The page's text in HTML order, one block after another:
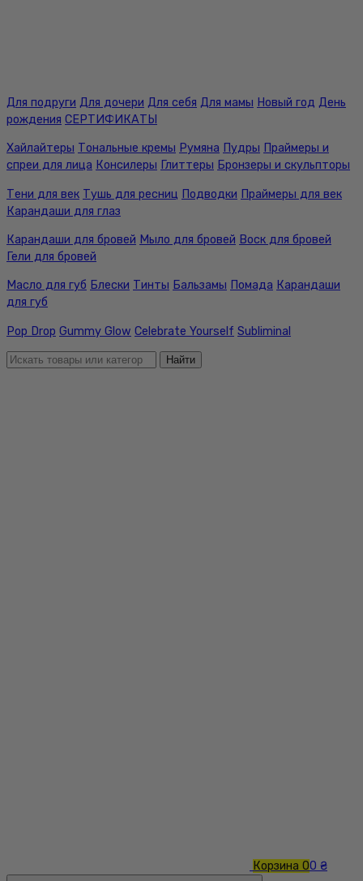
Для подруги Для дочери Для себя Для мамы Новый год День
рождения СЕРТИФИКАТЫ
Хайлайтеры Тональные кремы Румяна Пудры Праймеры и
спреи для лица Консилеры Глиттеры Бронзеры и скульпторы
Тени для век Тушь для ресниц Подводки Праймеры для век
Карандаши для глаз
Карандаши для бровей Мыло для бровей Воск для бровей
Гели для бровей
Масло для губ Блески Тинты Бальзамы Помада Карандаши
для губ
Pop Drop Gummy Glow Celebrate Yourself Subliminal
Найти
Корзина 00 ₴